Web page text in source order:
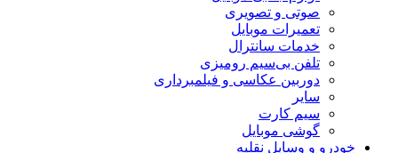
صوتی و تصویری
تعمیرات موبایل
خدمات سانترال
تلفن بی‌سیم رومیزی
دوربین عکاسی و فیلمبرداری
سایر
سیم کارت
گوشی موبایل
خودرو و وسایل نقلیه